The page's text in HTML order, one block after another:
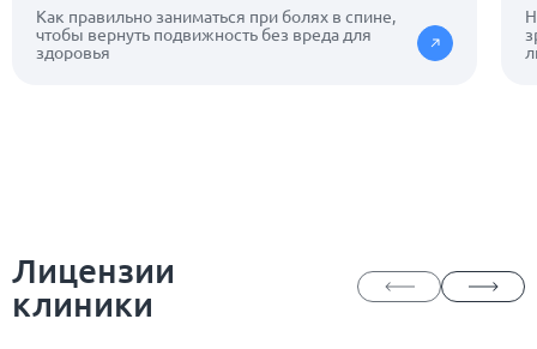
Как правильно заниматься при болях в спине,
чтобы вернуть подвижность без вреда для
здоровья
Лицензии
клиники